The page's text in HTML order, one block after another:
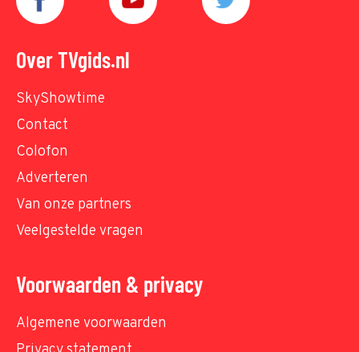
Over TVgids.nl
SkyShowtime
Contact
Colofon
Adverteren
Van onze partners
Veelgestelde vragen
Voorwaarden & privacy
Algemene voorwaarden